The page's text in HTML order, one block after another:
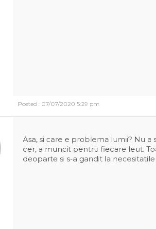
Posted : 07/07/2020 5:29 pm
Asa, si care e problema lumii? Nu a
cer, a muncit pentru fiecare leut.
deoparte si s-a gandit la